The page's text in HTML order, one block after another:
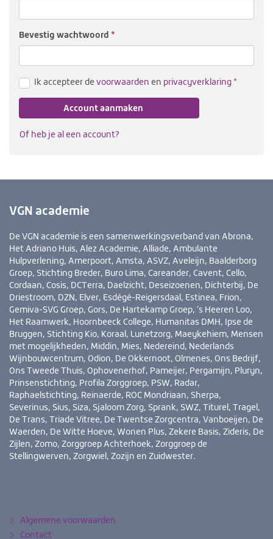
Bevestig wacht­woord
Ik accepteer de voorwaarden en privacyverklaring
Account aanmaken
Of heb je al een account?
VGN academie
De VGN academie is een samenwerkingsverband van Abrona,
Het Adriano Huis, Alez Academie, Alliade, Ambulante
Hulpverlening, Amerpoort, Amsta, ASVZ, Aveleijn, Baalderborg
Groep, Stichting Breder, Buro Lima, Careander, Cavent, Cello,
Cordaan, Cosis, DCTerra, Daelzicht, Deseizoenen, Dichterbij, De
Driestroom, DZN, Elver, Esdégé-Reigersdaal, Estinea, Frion,
Gemiva-SVG Groep, Gors, De Hartekamp Groep, ’s Heeren Loo,
Het Raamwerk, Hoornbeeck College, Humanitas DMH, Ipse de
Bruggen, Stichting Kio, Koraal, Lunetzorg, Maeykehiem, Mensen
met mogelijkheden, Middin, Mies, Nedereind, Nederlands
Wijnbouwcentrum, Odion, De Okkernoot, Olmenes, Ons Bedrijf,
Ons Tweede Thuis, Ophovenerhof, Pameijer, Pergamijn, Pluryn,
Prinsenstichting, Profila Zorggroep, PSW, Radar,
Raphaelstichting, Reinaerde, ROC Mondriaan, Sherpa,
Severinus, Sius, Siza, Sjaloom Zorg, Sprank, SWZ, Titurel, Tragel,
De Trans, Triade Vitree, De Twentse Zorgcentra, Vanboeijen, De
Waerden, De Witte Hoeve, Wonen Plus, Zekere Basis, Zideris, De
Zijlen, Zomo, Zorggroep Achterhoek, Zorggroep de
Stellingwerven, Zorgwiel, Zozijn en Zuidwester.
Algemene voorwaarden
Contact